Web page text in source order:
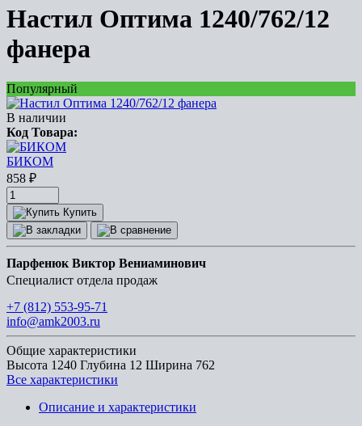
Настил Оптима 1240/762/12
фанера
Популярный
В наличии
Код Товара:
БИКОМ
858 ₽
Купить
Парфенюк Виктор Вениаминович
Специалист отдела продаж
+7 (812) 553-95-71
info@amk2003.ru
Общие характеристики
Высота 1240 Глубина 12 Ширина 762
Все характеристики
Описание и характеристики